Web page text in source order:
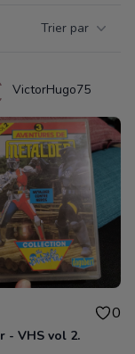
Trier par
VictorHugo75
0
- VHS vol 2.